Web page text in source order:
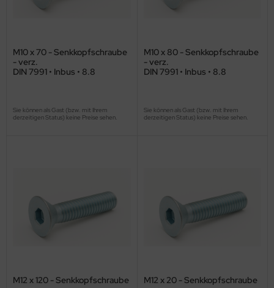
M10 x 70 - Senkkopfschraube
- verz.
DIN 7991 • Inbus • 8.8
Sie können als Gast (bzw. mit Ihrem
derzeitigen Status) keine Preise sehen.
M10 x 80 - Senkkopfschraube
- verz.
DIN 7991 • Inbus • 8.8
Sie können als Gast (bzw. mit Ihrem
derzeitigen Status) keine Preise sehen.
M12 x 120 - Senkkopfschraube
M12 x 20 - Senkkopfschraube